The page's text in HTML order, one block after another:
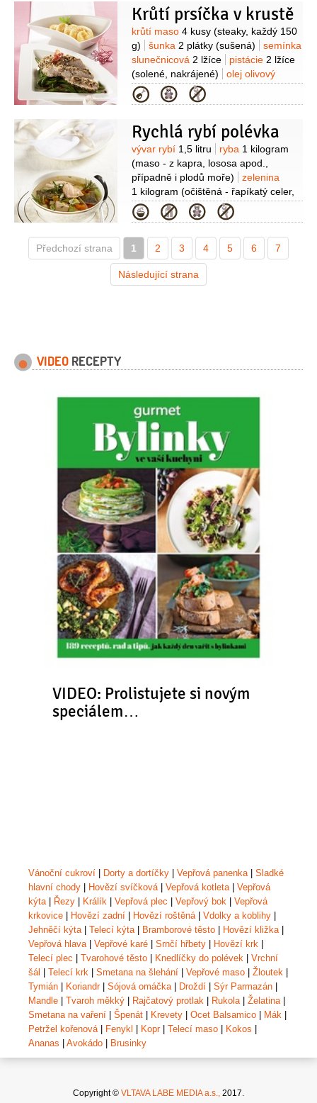
Krůtí prsíčka v krustě
Suroviny
krůtí maso 4 kusy (steaky, každý 150
g)
šunka 2 plátky (sušená)
semínka
slunečnicová 2 lžíce pistácie 2 lžíce
(solené, nakrájené)
olej olivový
2 lžíce
semínka sezamová
(neloupaná)
sůl Na přílohu:
oloupané)
fazolky zelené400 gramů
(mražené)
dýně
350 gramů
(dužnina)
smetana 1,5 decilitru
olivový
1 lžíce pepř bílý
1 špetka
(mletý)
sůl
Kategorie
Rychlá rybí polévka
Suroviny
vývar rybí 1,5 litru ryba 1 kilogram
(maso - z kapra, lososa apod.,
případně i plodů moře)
zelenina
1 kilogram (očištěná - řapíkatý celer,
mrkev, petržel a fenykl)
5 decilitrů (suché)
cibule šalotka
50 gramů
rajčatový protlak
1 lžička
česnek3 stroužky
šafrán
5 kusů (blizen)
Kategorie
Předchozí strana 1 2 3 4 5 6 7
Následující strana
VIDEO RECEPTY
VIDEO: Prolistujete si novým
speciálem…
Vánoční cukroví Dorty a dortíčky Vepřová panenka| Sladké
hlavní chody
Hovězí svíčková| Vepřová kotleta| Vepřová
kýta| Řezy Králík Vepřová plec Vepřový bok
Vepřová
krkovice
Hovězí zadní Hovězí roštěná| Vdolky a koblihy
Jehněčí kýta| Telecí kýta| Bramborové těsto Hovězí kližka|
Vepřová hlava| Vepřové karé Srnčí hřbety Hovězí krk
Telecí plec
Tvarohové těsto Knedlíčky do polévek
Vrchní
šál
Telecí krk Smetana na šlehání Vepřové maso Žloutek
Tymián
Koriandr| Sójová omáčka| Droždí Sýr Parmazán
Mandle
Tvaroh měkký Rajčatový protlak Rukola| Želatina|
Smetana na vaření
Špenát Krevety Ocet Balsamico Mák
Petržel kořenová| Fenykl Kopr| Telecí maso Kokos
Ananas
Avokádo Brusinky
Copyright © VLTAVA LABE MEDIA a.s., 2017.